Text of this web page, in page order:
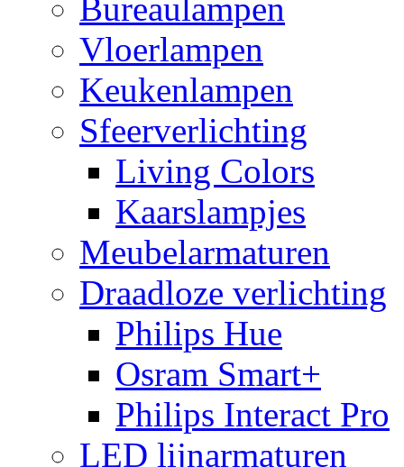
Bureaulampen
Vloerlampen
Keukenlampen
Sfeerverlichting
Living Colors
Kaarslampjes
Meubelarmaturen
Draadloze verlichting
Philips Hue
Osram Smart+
Philips Interact Pro
LED lijnarmaturen